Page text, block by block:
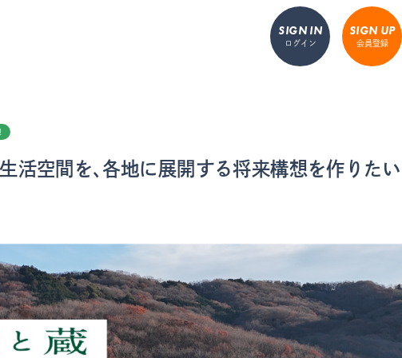
SIGN IN
ログイン
SIGN UP
会員登録
活空間を、各地に展開する将来構想を作りたい